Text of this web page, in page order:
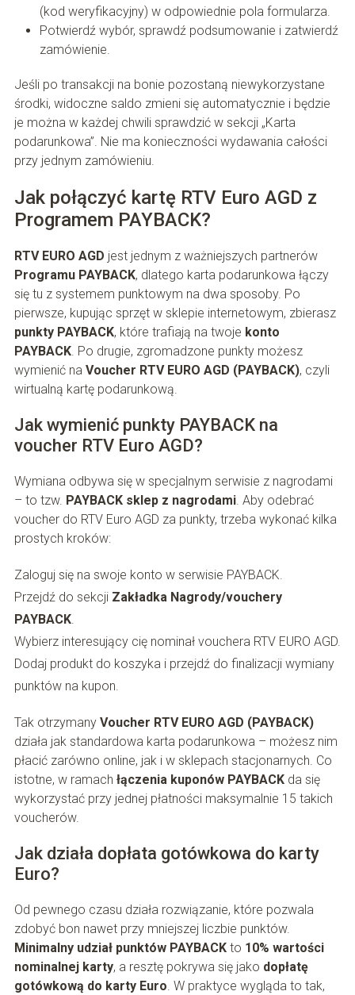
(kod weryfikacyjny) w odpowiednie pola formularza.
Potwierdź wybór, sprawdź podsumowanie i zatwierdź
zamówienie.
Jeśli po transakcji na bonie pozostaną niewykorzystane
środki, widoczne saldo zmieni się automatycznie i będzie
je można w każdej chwili sprawdzić w sekcji „Karta
podarunkowa”. Nie ma konieczności wydawania całości
przy jednym zamówieniu.
Jak połączyć kartę RTV Euro AGD z
Programem PAYBACK?
RTV EURO AGD jest jednym z ważniejszych partnerów
Programu PAYBACK, dlatego karta podarunkowa łączy
się tu z systemem punktowym na dwa sposoby. Po
pierwsze, kupując sprzęt w sklepie internetowym, zbierasz
punkty PAYBACK, które trafiają na twoje konto
PAYBACK. Po drugie, zgromadzone punkty możesz
wymienić na Voucher RTV EURO AGD (PAYBACK), czyli
wirtualną kartę podarunkową.
Jak wymienić punkty PAYBACK na
voucher RTV Euro AGD?
Wymiana odbywa się w specjalnym serwisie z nagrodami
– to tzw. PAYBACK sklep z nagrodami. Aby odebrać
voucher do RTV Euro AGD za punkty, trzeba wykonać kilka
prostych kroków:
Zaloguj się na swoje konto w serwisie PAYBACK.
Przejdź do sekcji Zakładka Nagrody/vouchery
PAYBACK.
Wybierz interesujący cię nominał vouchera RTV EURO AGD.
Dodaj produkt do koszyka i przejdź do finalizacji wymiany
punktów na kupon.
Tak otrzymany Voucher RTV EURO AGD (PAYBACK)
działa jak standardowa karta podarunkowa – możesz nim
płacić zarówno online, jak i w sklepach stacjonarnych. Co
istotne, w ramach łączenia kuponów PAYBACKda się
wykorzystać przy jednej płatności maksymalnie 15 takich
voucherów.
Jak działa dopłata gotówkowa do karty
Euro?
Od pewnego czasu działa rozwiązanie, które pozwala
zdobyć bon nawet przy mniejszej liczbie punktów.
Minimalny udział punktów PAYBACKto 10% wartości
nominalnej karty, a resztę pokrywa się jako dopłatę
gotówkową do karty Euro. W praktyce wygląda to tak,